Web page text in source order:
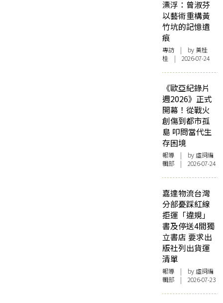
漂浮：曾淑芬
以藝術重構黃
竹坑的記憶遺
痕
專訪 | by 黃桂
桂 | 2026-07-24
《歐亞紀錄片
週2026》正式
開幕！從戰火
創傷到都市孤
島 叩問當代生
存困境
報導 | by 虛詞編
輯部 | 2026-07-24
嘉達物流台灣
分部憂踩紅線
拒運「違規」
書及停送4間獨
立書店 要求出
版社列出貨運
清單
報導 | by 虛詞編
輯部 | 2026-07-23